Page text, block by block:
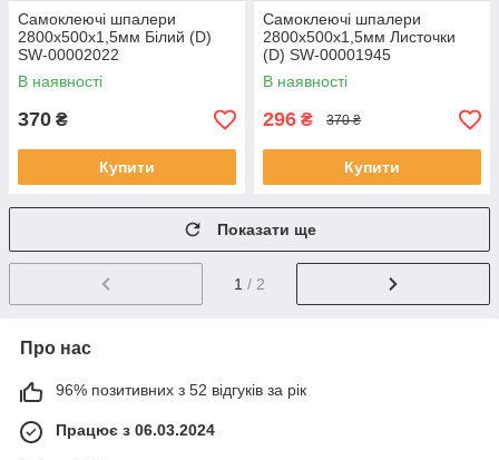
Самоклеючі шпалери
2800х500х1,5мм Білий (D)
SW-00002022
В наявності
370 ₴
Купити
Самоклеючі шпалери
2800х500х1,5мм Листочки
(D) SW-00001945
В наявності
296 ₴ 370 ₴
Купити
Показати ще
1 / 2
Про нас
96% позитивних з 52 відгуків за рік
Працює з 06.03.2024